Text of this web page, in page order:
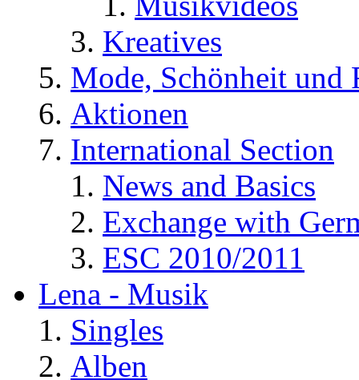
Kreatives
Mode, Schönheit und
Aktionen
International Section
News and Basics
Exchange with
ESC 2010/2011
Lena - Musik
Singles
Alben